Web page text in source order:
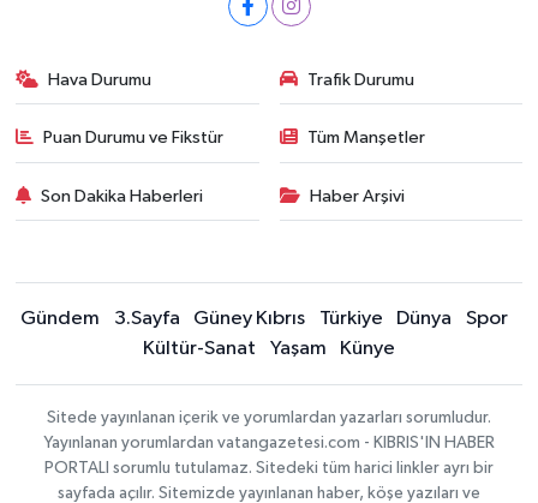
Hava Durumu Trafik Durumu
Puan Durumu ve Fikstür Tüm Manşetler
Son Dakika Haberleri Haber Arşivi
Gündem 3.Sayfa Güney Kıbrıs Türkiye Dünya
Spor
Kültür-Sanat
Yaşam Künye
Sitede yayınlanan içerik ve yorumlardan yazarları sorumludur.
Yayınlanan yorumlardan vatangazetesi.com - KIBRIS'IN HABER
PORTALI sorumlu tutulamaz. Sitedeki tüm harici linkler ayrı bir
sayfada açılır. Sitemizde yayınlanan haber, köşe yazıları ve